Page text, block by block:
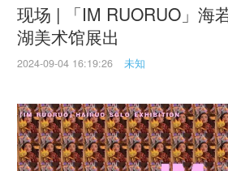
破界与归真
李铁夫冯钢百领衔 作为群体
粤籍留美艺术家
现场 | 「IM RUORUO」海
湖美术馆展出
2024-09-04 16:19:26 未知